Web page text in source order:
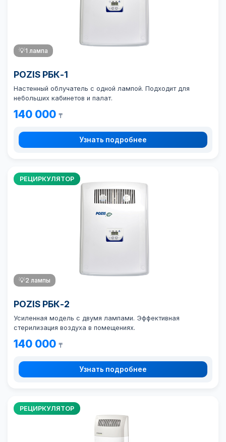
💡1 лампа
POZIS РБК-1
Настенный облучатель с одной лампой. Подходит для
небольших кабинетов и палат.
140 000 ₸
Узнать подробнее
РЕЦИРКУЛЯТОР
💡2 лампы
POZIS РБК-2
Усиленная модель с двумя лампами. Эффективная
стерилизация воздуха в помещениях.
140 000 ₸
Узнать подробнее
РЕЦИРКУЛЯТОР